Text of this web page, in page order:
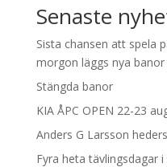
Senaste
Sista chansen att spela
morgon läggs nya banor
Stängda banor
KIA ÅPC OPEN 22-23
Anders G Larsson
Fyra heta tävlingsdagar